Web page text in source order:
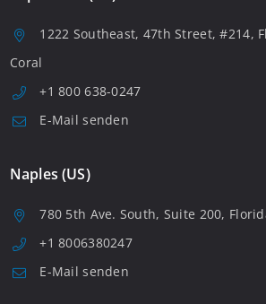
1222 Southeast, 47th Street, #214,
Coral
+1 800 638-0247
E-Mail senden
Naples (US)
780 5th Ave. South, Suite 200,
+1 8006380247
E-Mail senden